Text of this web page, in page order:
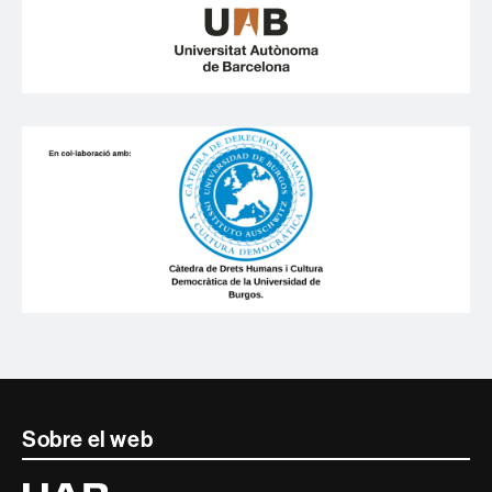
Contacte
Sobre el web
Universitat